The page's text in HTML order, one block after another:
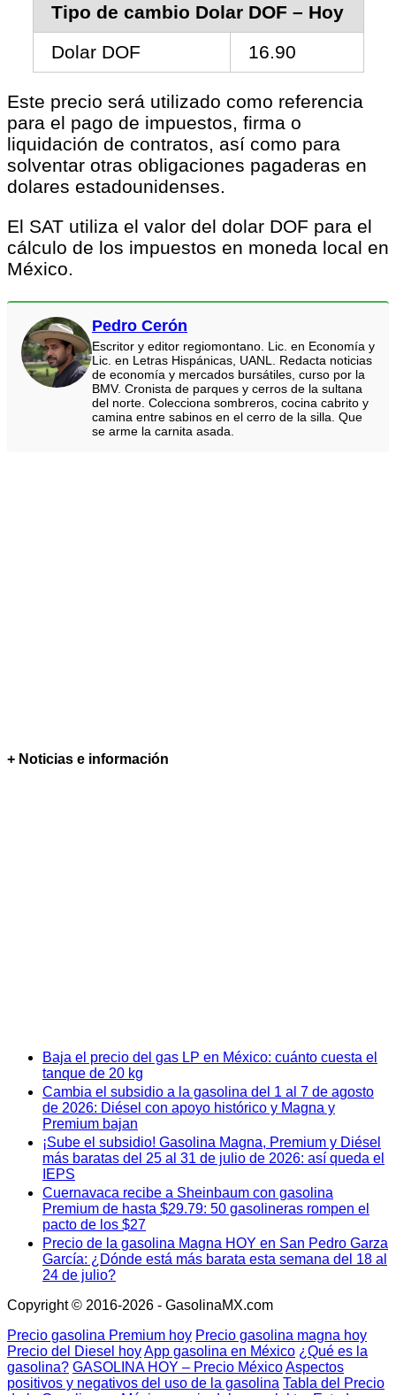
Tipo de cambio Dolar DOF – Hoy
Dolar DOF
16.90
Este precio será utilizado como referencia
para el pago de impuestos, firma o
liquidación de contratos, así como para
solventar otras obligaciones pagaderas en
dolares estadounidenses.
El SAT utiliza el valor del dolar DOF para el
cálculo de los impuestos en moneda local en
México.
Pedro Cerón
Escritor y editor regiomontano. Lic. en Economía y
Lic. en Letras Hispánicas, UANL. Redacta noticias
de economía y mercados bursátiles, curso por la
BMV. Cronista de parques y cerros de la sultana
del norte. Colecciona sombreros, cocina cabrito y
camina entre sabinos en el cerro de la silla. Que
se arme la carnita asada.
+ Noticias e información
Baja el precio del gas LP en México: cuánto cuesta el
tanque de 20 kg
Cambia el subsidio a la gasolina del 1 al 7 de agosto
de 2026: Diésel con apoyo histórico y Magna y
Premium bajan
¡Sube el subsidio! Gasolina Magna, Premium y Diésel
más baratas del 25 al 31 de julio de 2026: así queda el
IEPS
Cuernavaca recibe a Sheinbaum con gasolina
Premium de hasta $29.79: 50 gasolineras rompen el
pacto de los $27
Precio de la gasolina Magna HOY en San Pedro Garza
García: ¿Dónde está más barata esta semana del 18 al
24 de julio?
Copyright © 2016-2026 - GasolinaMX.com
Precio gasolina Premium hoy Precio gasolina magna hoy
Precio del Diesel hoyApp gasolina en México ¿Qué es la
gasolina? GASOLINA HOY – Precio MéxicoAspectos
positivos y negativos del uso de la gasolina Tabla del Precio